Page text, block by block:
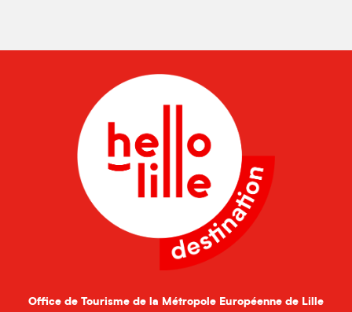
Office de Tourisme de la Métropole Européenne de Lille